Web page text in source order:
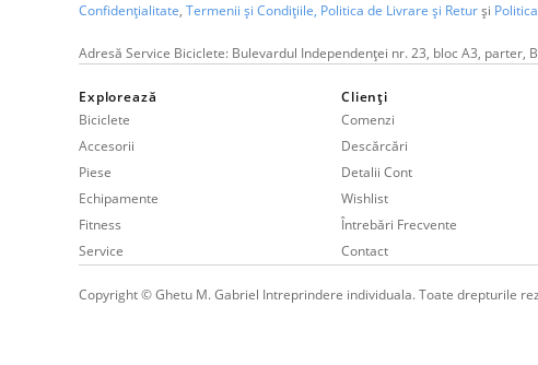
Confidențialitate, Termenii și Condițiile, Politica de Livrare și Returși
Adresă Service Biciclete: Bulevardul Independenței nr. 23, bloc A3,
Explorează
Biciclete
Accesorii
Piese
Echipamente
Fitness
Service
Clienți
Comenzi
Descărcări
Detalii Cont
Wishlist
Întrebări Frecvente
Contact
Copyright © Ghetu M. Gabriel Intreprindere individuala. Toate drepturile